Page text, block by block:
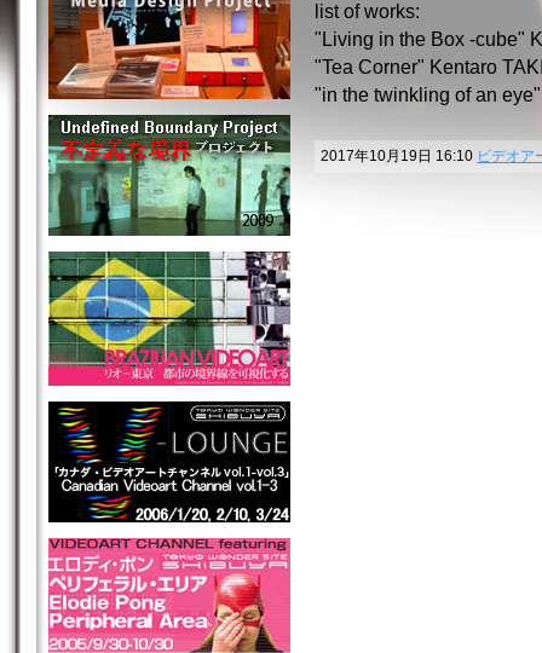
list of works:
"Living in the Box -cube"
"Tea Corner" Kentaro
"in the twinkling of an
2017年10月19日 16:10 ビデオア